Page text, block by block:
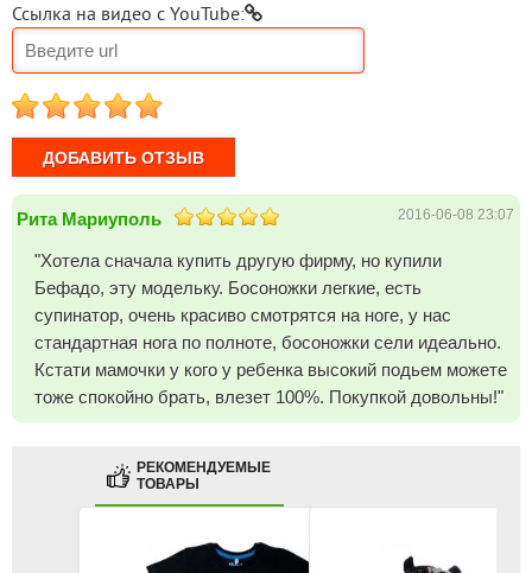
Ссылка на видео с YouTube:
1 2 3 4 5
Рита Мариуполь 2016-06-08 23:07
"Хотела сначала купить другую фирму, но купили
Бефадо, эту модельку. Босоножки легкие, есть
супинатор, очень красиво смотрятся на ноге, у нас
стандартная нога по полноте, босоножки сели идеально.
Кстати мамочки у кого у ребенка высокий подьем можете
тоже спокойно брать, влезет 100%. Покупкой довольны!"
РЕКОМЕНДУЕМЫЕ
ТОВАРЫ